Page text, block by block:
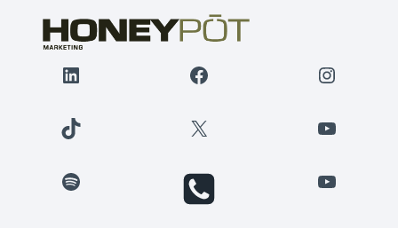
LinkedIn Facebook
TikTok X YouTube
Spotify YouTube